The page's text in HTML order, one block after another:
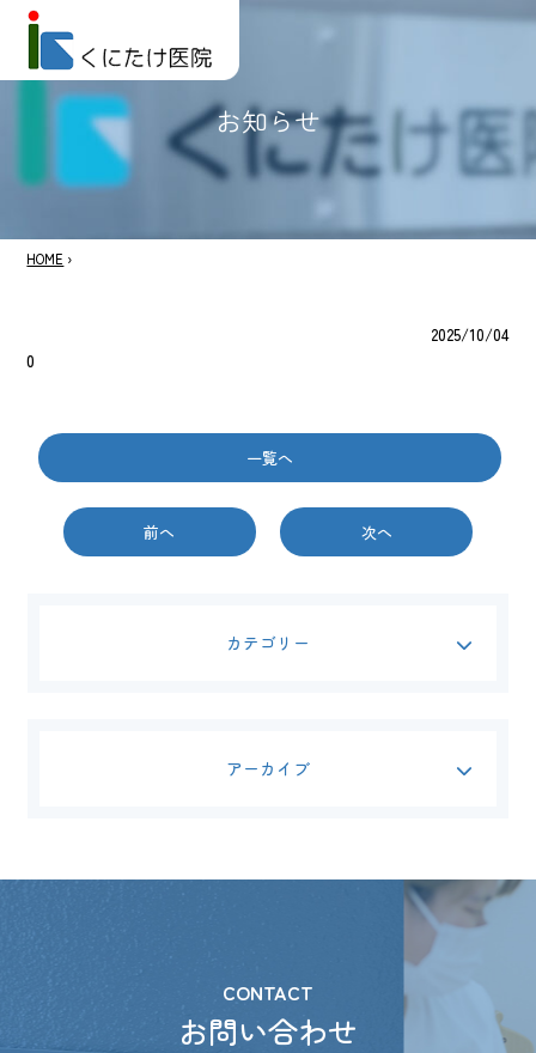
お知らせ
HOME ›
2025/10/04
0
前へ
一覧へ
次へ
カテゴリー
アーカイブ
CONTACT
お問い合わせ